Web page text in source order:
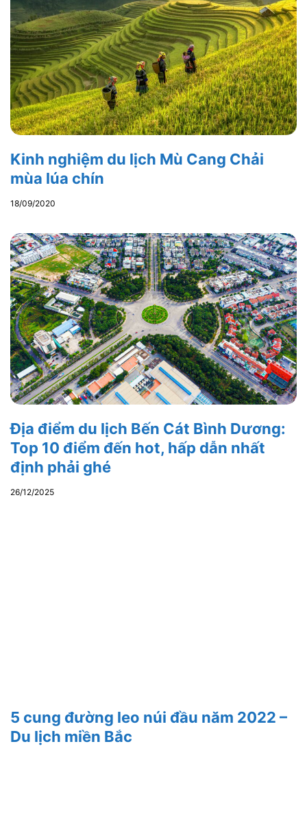
Kinh nghiệm du lịch Mù Cang Chải
mùa lúa chín
18/09/2020
Địa điểm du lịch Bến Cát Bình Dương:
Top 10 điểm đến hot, hấp dẫn nhất
định phải ghé
26/12/2025
5 cung đường leo núi đầu năm 2022 –
Du lịch miền Bắc